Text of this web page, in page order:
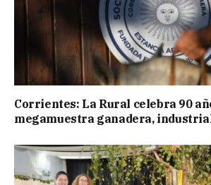
Corrientes: La Rural celebra 90
megamuestra ganadera,